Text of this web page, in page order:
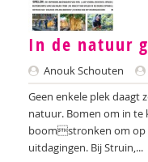
In de natuur
Anouk Schouten
Geen enkele plek daagt
natuur. Bomen om in te
boomstronken om op
uitdagingen. Bij Struin,...